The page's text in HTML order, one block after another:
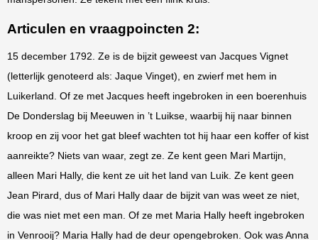
Articulen en vraagpoincten 2:
15 december 1792. Ze is de bijzit geweest van Jacques Vignet
(letterlijk genoteerd als: Jaque Vinget), en zwierf met hem in
Luikerland. Of ze met Jacques heeft ingebroken in een boerenhuis
De Donderslag bij Meeuwen in ’t Luikse, waarbij hij naar binnen
kroop en zij voor het gat bleef wachten tot hij haar een koffer of kist
aanreikte? Niets van waar, zegt ze. Ze kent geen Mari Martijn,
alleen Mari Hally, die kent ze uit het land van Luik. Ze kent geen
Jean Pirard, dus of Mari Hally daar de bijzit van was weet ze niet,
die was niet met een man. Of ze met Maria Hally heeft ingebroken
in Venrooij? Maria Hally had de deur opengebroken. Ook was Anna